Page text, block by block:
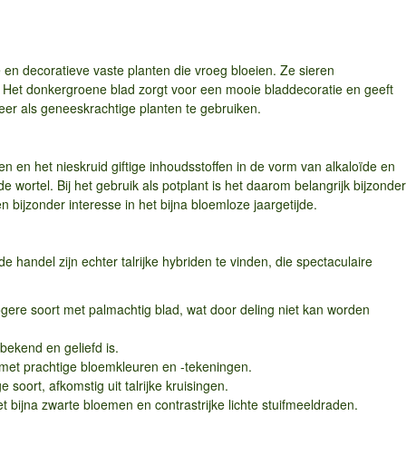
decoratieve vaste planten die vroeg bloeien. Ze sieren
donkergroene blad zorgt voor een mooie bladdecoratie en geeft
als geneeskrachtige planten te gebruiken.
en het nieskruid giftige inhoudsstoffen in de vorm van alkaloïde en
wortel. Bij het gebruik als potplant is het daarom belangrijk bijzonder
bijzonder interesse in het bijna bloemloze jaargetijde.
handel zijn echter talrijke hybriden te vinden, die spectaculaire
soort met palmachtig blad, wat door deling niet kan worden
en geliefd is.
prachtige bloemkleuren en -tekeningen.
soort, afkomstig uit talrijke kruisingen.
bijna zwarte bloemen en contrastrijke lichte stuifmeeldraden.